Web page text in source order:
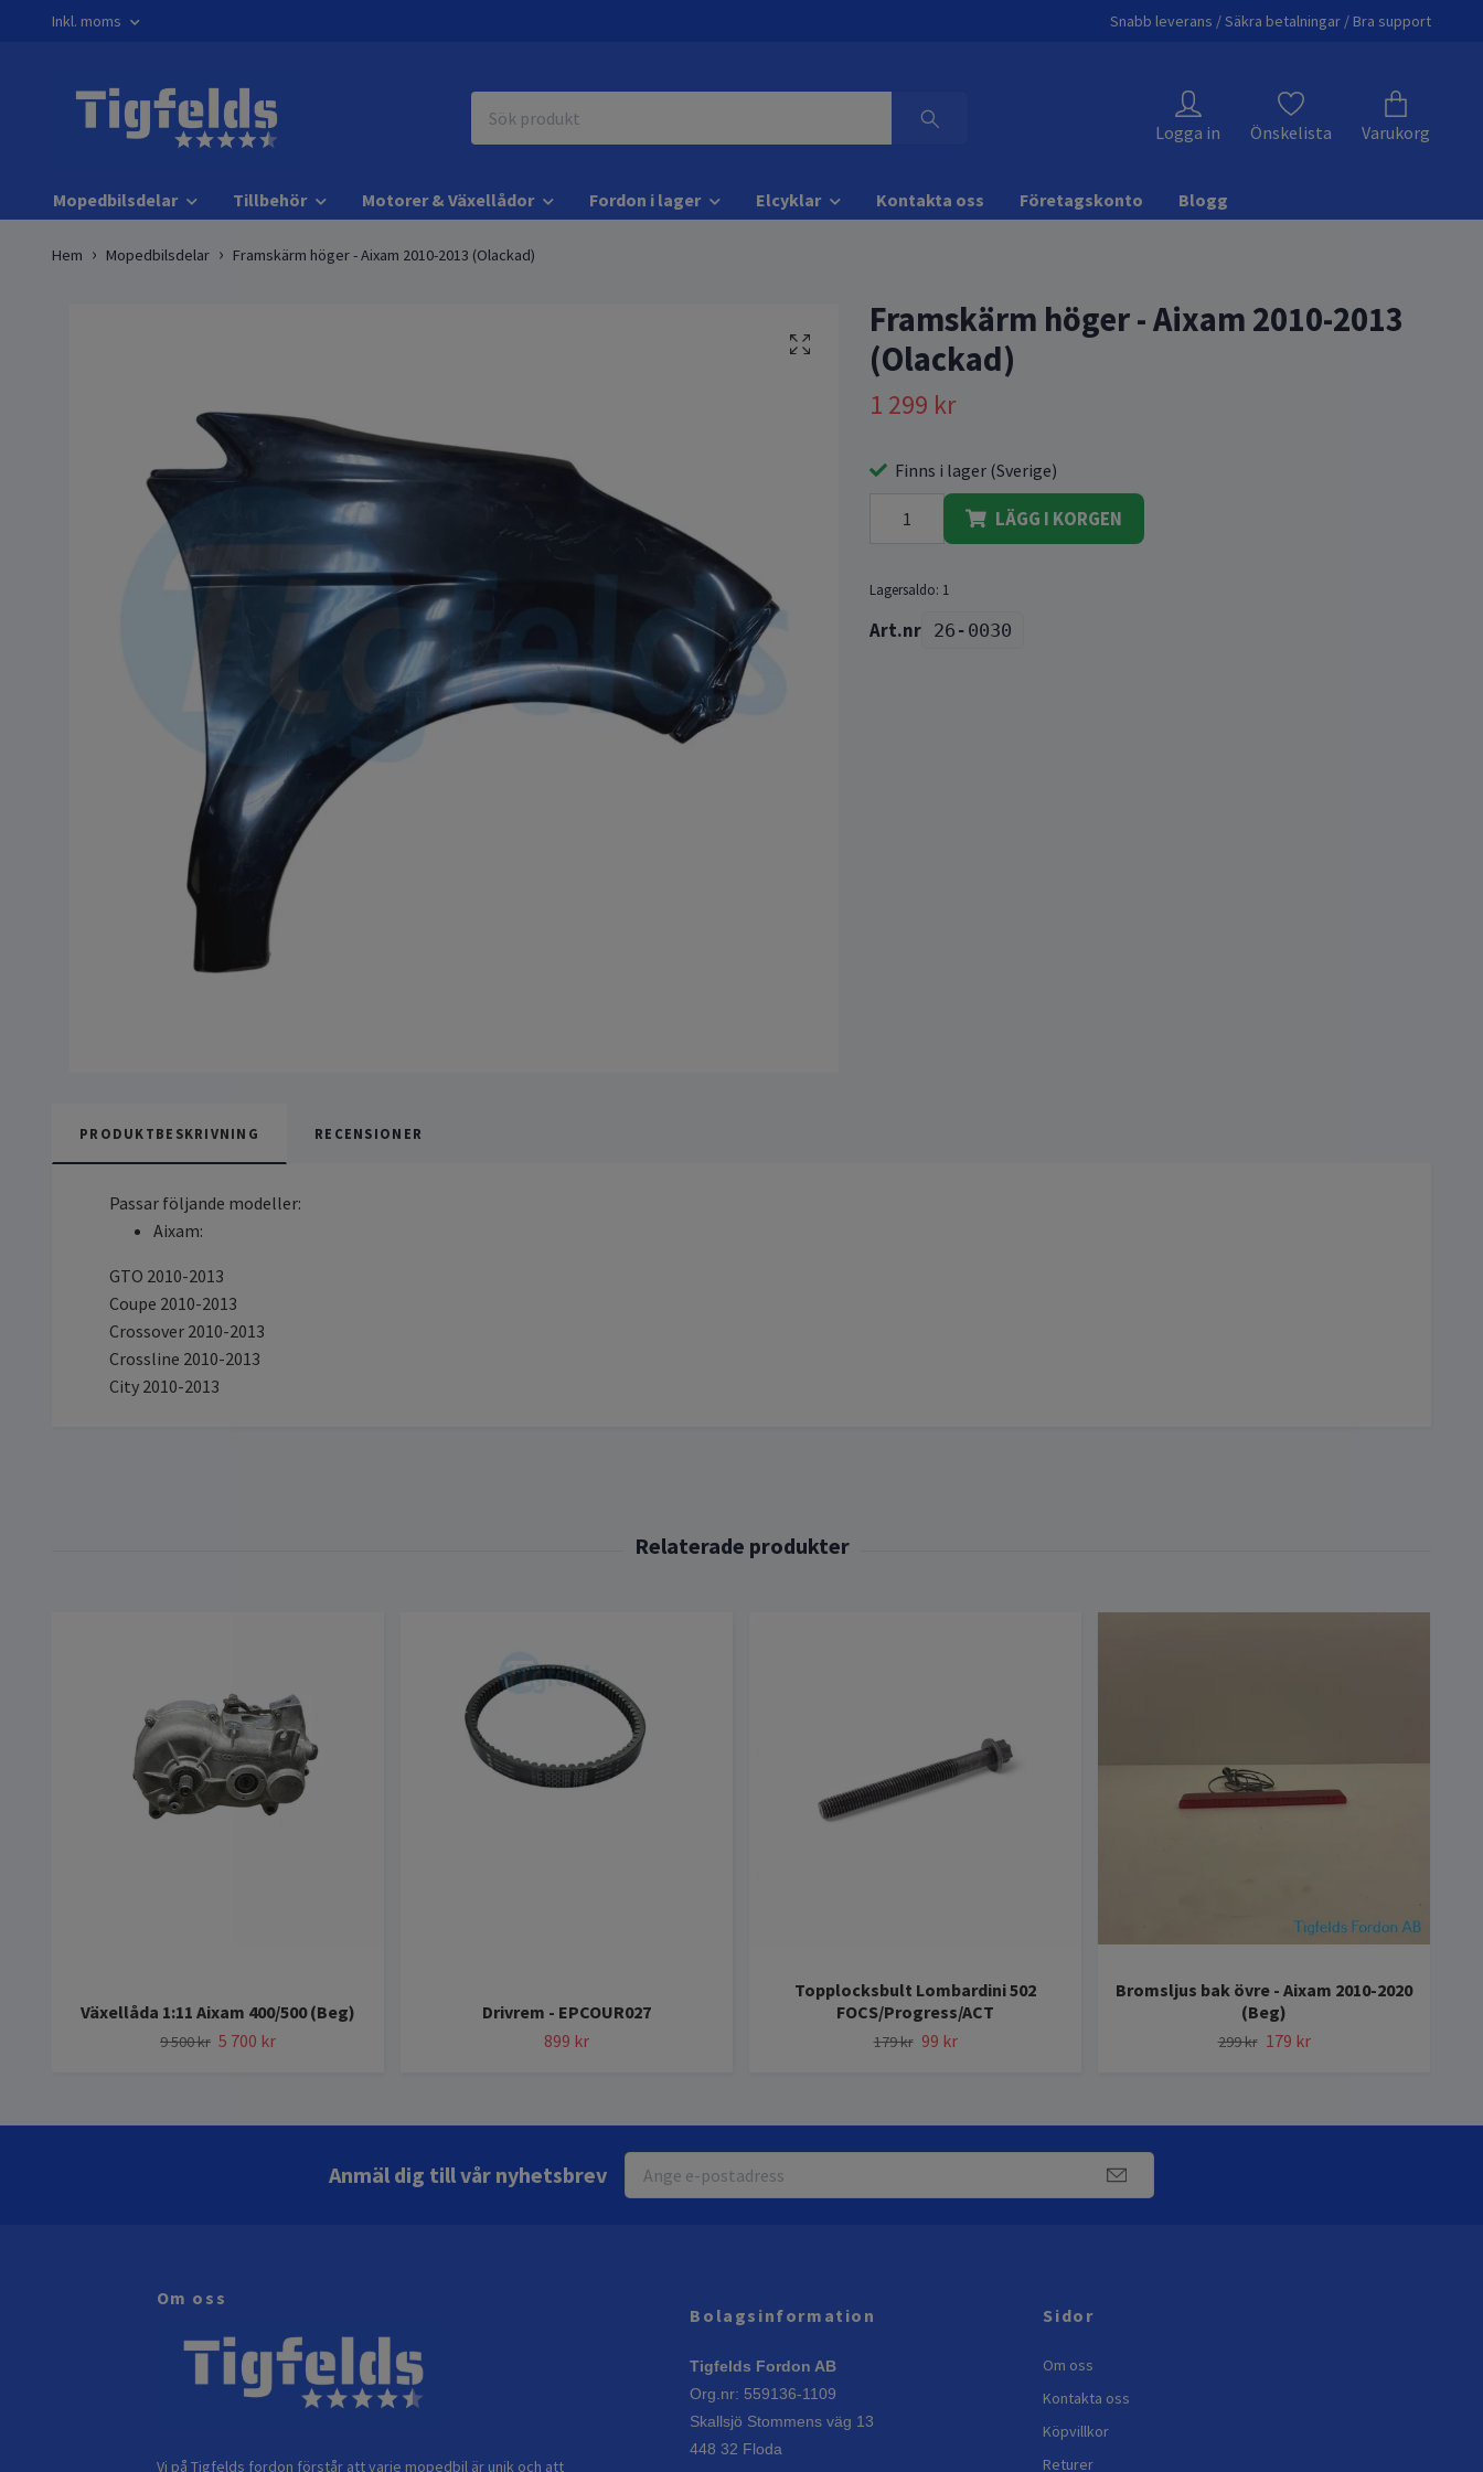
Inkl. moms Snabb leverans / Säkra betalningar / Bra support
Logga in Önskelista Varukorg
Mopedbilsdelar Tillbehör Motorer & Växellådor Fordon i lager Elcyklar Kontakta oss Företagskonto Blogg
Hem Mopedbilsdelar Framskärm höger - Aixam 2010-2013 (Olackad)
Framskärm höger - Aixam 2010-2013
(Olackad)
1 299 kr
Finns i lager (Sverige)
LÄGG I KORGEN
Lagersaldo: 1
26-0030
PRODUKTBESKRIVNING RECENSIONER
Passar följande modeller:
Aixam:
GTO 2010-2013
Coupe 2010-2013
Crossover 2010-2013
Crossline 2010-2013
City 2010-2013
Växellåda 1:11 Aixam 400/500 (Beg)
9 500 kr 5 700 kr
Drivrem - EPCOUR027
899 kr
Topplocksbult Lombardini 502
FOCS/Progress/ACT
179 kr 99 kr
Bromsljus bak övre - Aixam 2010-2020
(Beg)
299 kr 179 kr
Anmäl dig till vår nyhetsbrev
Om oss
Vi på Tigfelds fordon förstår att varje mopedbil är unik och att
Bolagsinformation
Tigfelds Fordon AB
Org.nr: 559136-1109
Skallsjö Stommens väg 13
448 32 Floda
Sidor
Om oss
Kontakta oss
Köpvillkor
Returer